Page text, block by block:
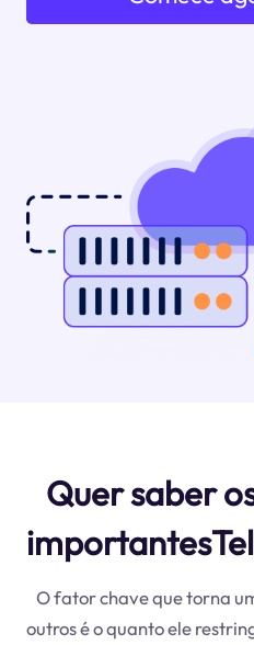
Quer saber
O fator chave que torna
outros é o quanto ele